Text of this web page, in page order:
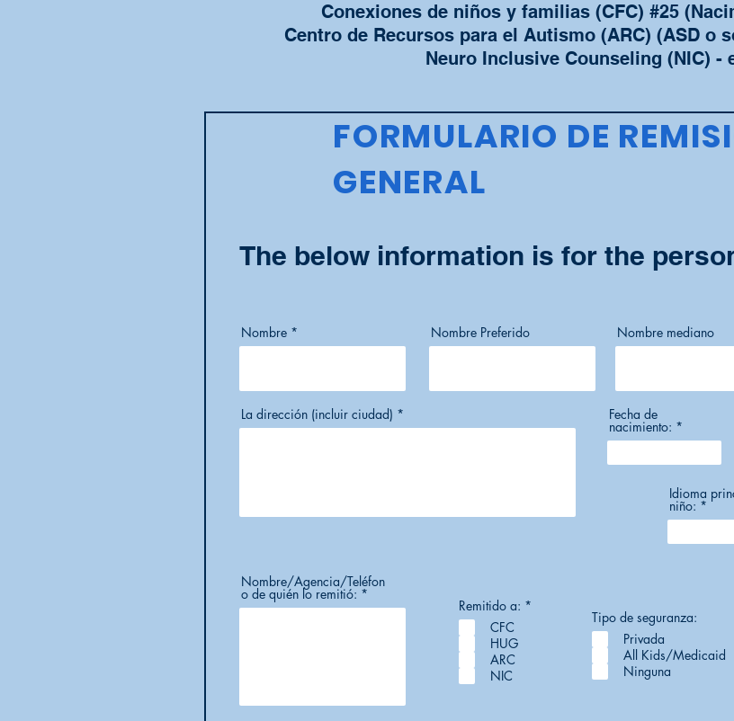
Conexiones de niños y familias (CFC) #25
Centro de Recursos para el Autismo (ARC) (ASD o
Neuro Inclusive Counseling (NIC) -
FORMULARIO DE
GENERAL
The below information is for the
Nombre Nombre Preferido
La dirección (incluir ciudad)
Nombre mediano
Fecha de
nacimiento:
Idioma
niño:
Nombre/Agencia/Teléfon
o de quién lo remitió:
Remitido a: *
CFC
HUG
ARC
NIC
Tipo de seguranza:
Privada
All Kids/Medicaid
Ninguna